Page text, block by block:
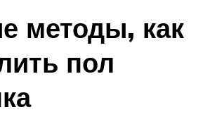
методы, как
пол